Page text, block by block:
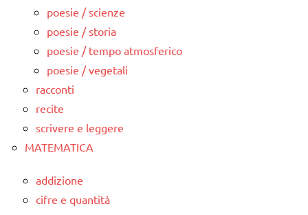
poesie / scienze
poesie / storia
poesie / tempo atmosferico
poesie / vegetali
racconti
recite
scrivere e leggere
MATEMATICA
addizione
cifre e quantità